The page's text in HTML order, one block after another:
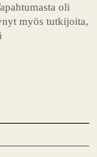
oli
myös tutkijoita,